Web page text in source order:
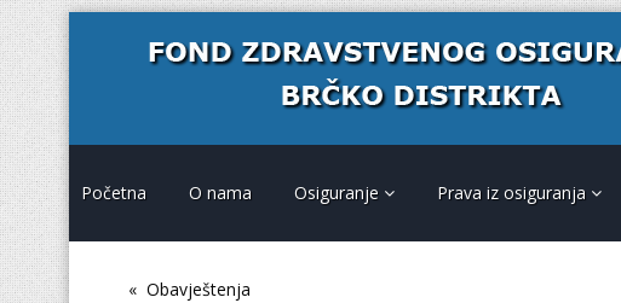
Početna O nama Osiguranje Prava iz osiguranja
Obavještenja